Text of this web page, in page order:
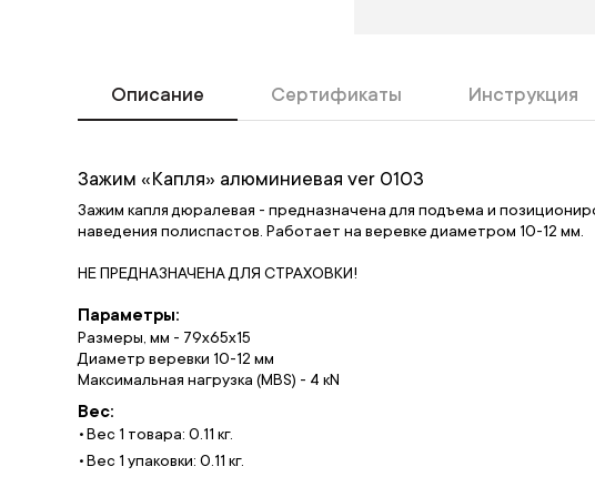
Описание Сертификаты Инструкция
Зажим «Капля» алюминиевая ver 0103
Зажим капля дюралевая - предназначена для подъема и
наведения полиспастов. Работает на веревке диаметром 10-12 мм.
НЕ ПРЕДНАЗНАЧЕНА ДЛЯ СТРАХОВКИ!
Параметры:
Размеры, мм - 79х65х15
Диаметр веревки 10-12 мм
Максимальная нагрузка (MBS) - 4 кN
Вес:
Вес 1 товара: 0.11 кг.
Вес 1 упаковки: 0.11 кг.